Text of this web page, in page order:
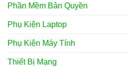
Phần Mềm Bản Quyền
Phụ Kiện Laptop
Phụ Kiện Máy Tính
Thiết Bị Mạng